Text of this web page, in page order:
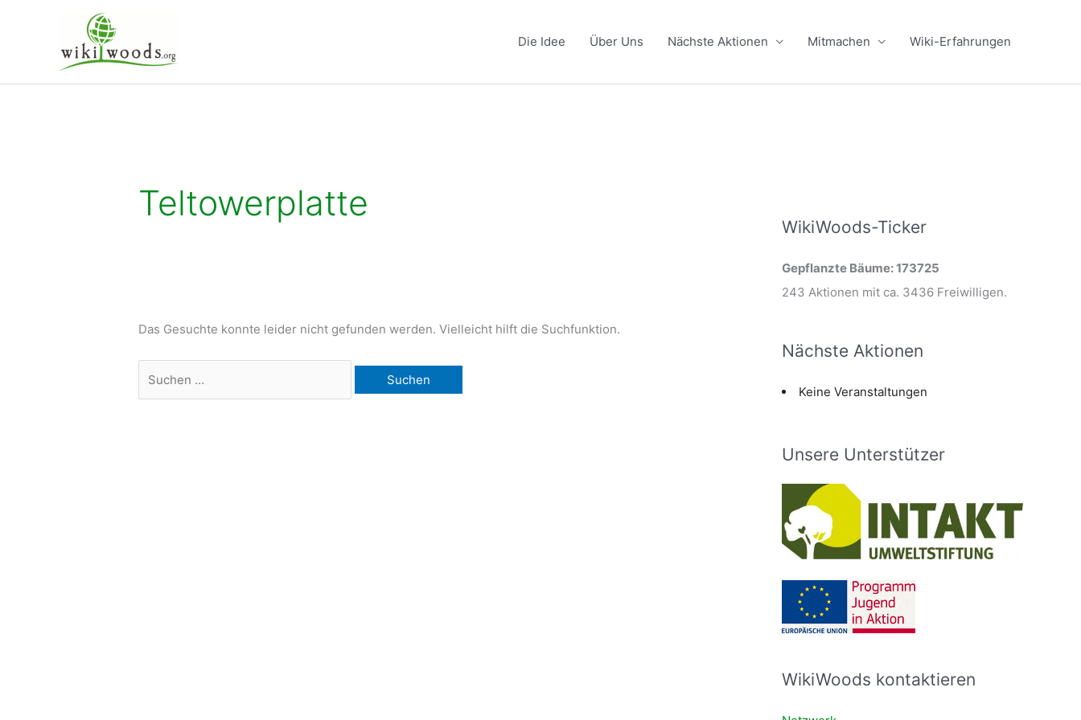
Die Idee Über Uns Nächste Aktionen Mitmachen Wiki-Erfahrungen
Teltowerplatte
Das Gesuchte konnte leider nicht gefunden werden. Vielleicht hilft die Suchfunktion.
nach:
WikiWoods-Ticker
Gepflanzte Bäume: 173725
243 Aktionen mit ca. 3436 Freiwilligen.
Nächste Aktionen
Keine Veranstaltungen
Unsere Unterstützer
WikiWoods kontaktieren